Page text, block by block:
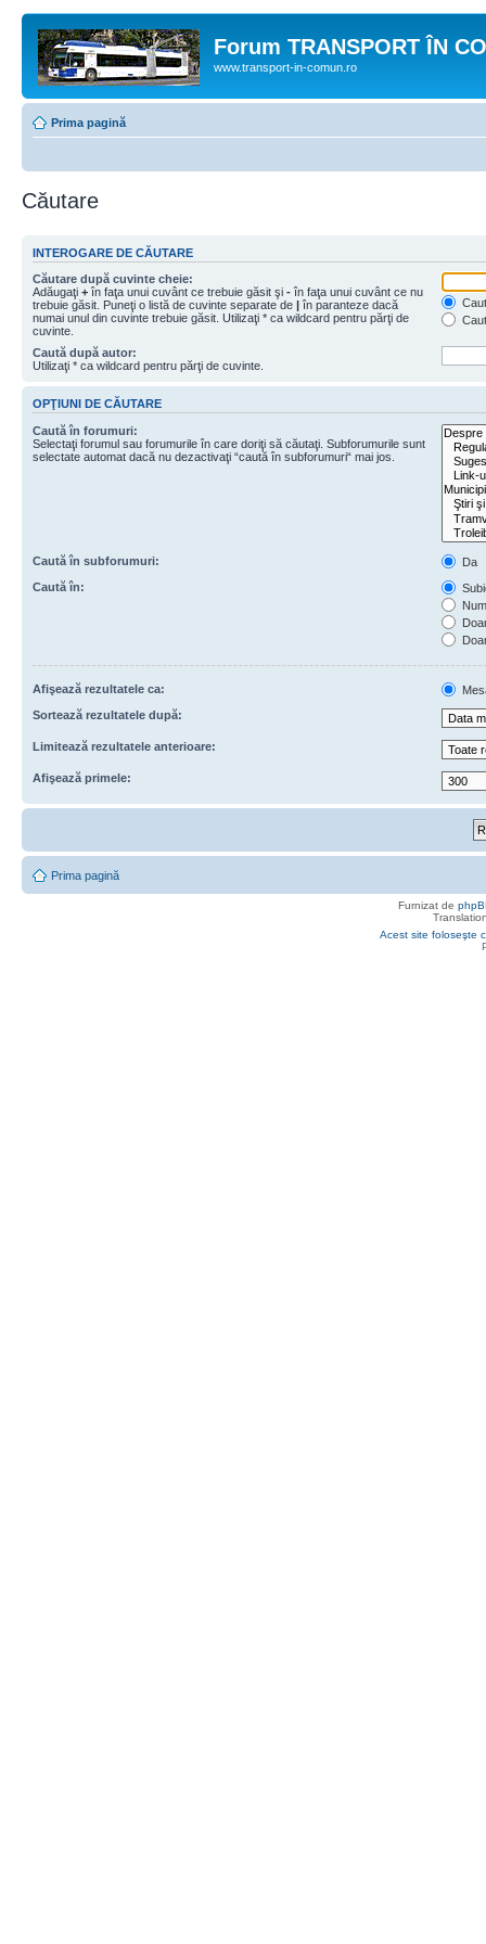
Forum TRANSPORT ÎN
www.transport-in-comun.ro
Prima pagină
Căutare
INTEROGARE DE CĂUTARE
Căutare după cuvinte cheie:
Adăugaţi + în faţa unui cuvânt ce trebuie găsit şi - în faţa unui cuvânt ce nu
trebuie găsit. Puneţi o listă de cuvinte separate de | în paranteze dacă
numai unul din cuvinte trebuie găsit. Utilizaţi * ca wildcard pentru părţi de
cuvinte.
Caută după autor:
Utilizaţi * ca wildcard pentru părţi de cuvinte.
OPŢIUNI DE CĂUTARE
Caută în forumuri:
Selectaţi forumul sau forumurile în care doriţi să căutaţi. Subforumurile sunt
selectate automat dacă nu dezactivaţi “caută în subforumuri“ mai jos.
Caută în subforumuri:
Da
Caută în:
Afişează rezultatele ca:
Sortează rezultatele după:
Limitează rezultatele anterioare:
Afişează primele:
Prima pagină
Furnizat de
Acest site foloseşte